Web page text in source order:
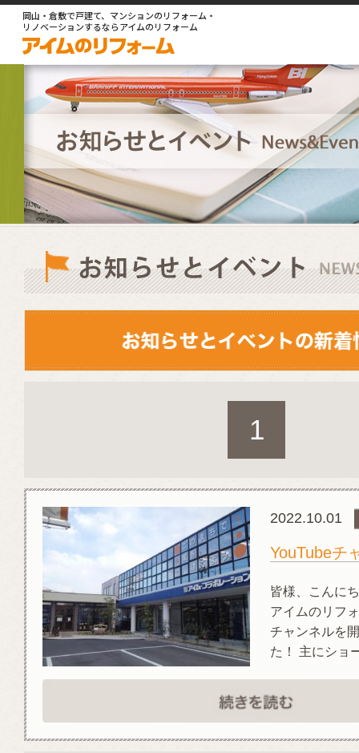
岡山・倉敷で戸建て、マンションのリフォーム・
リノベーションするならアイムのリフォーム
1
2022.10.01
YouTubeチ
皆様、こんに
アイムのリフ
チャンネルを
た！ 主にショ